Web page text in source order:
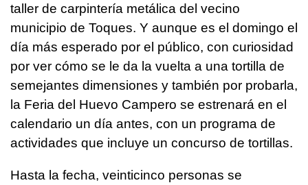
taller de carpintería metálica del vecino
municipio de Toques. Y aunque es el domingo el
día más esperado por el público, con curiosidad
por ver cómo se le da la vuelta a una tortilla de
semejantes dimensiones y también por probarla,
la Feria del Huevo Campero se estrenará en el
calendario un día antes, con un programa de
actividades que incluye un concurso de tortillas.
Hasta la fecha, veinticinco personas se